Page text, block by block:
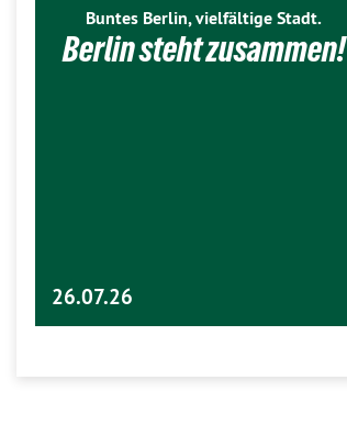
Buntes Berlin, vielfältige Stadt.
Berlin steht zusammen!
26.07.26